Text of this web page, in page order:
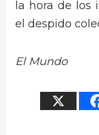
la hora de los
el despido
El Mundo